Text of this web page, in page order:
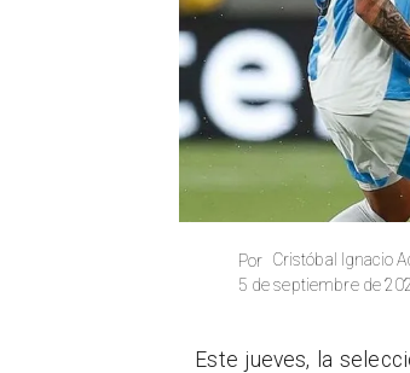
Cristóbal Ignacio
Por
5 de septiembre de
Este jueves, la